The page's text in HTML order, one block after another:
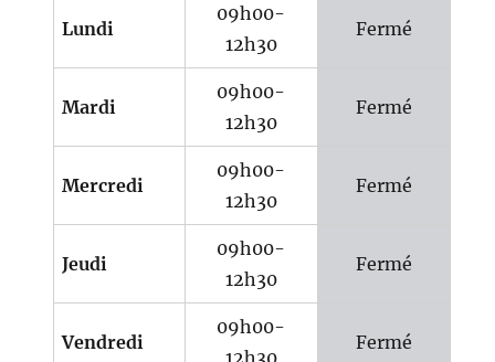
Lundi
09h00-
12h30
Fermé
Mardi
09h00-
12h30
Fermé
Mercredi
09h00-
12h30
Fermé
Jeudi
09h00-
12h30
Fermé
Vendredi
09h00-
12h30
Fermé